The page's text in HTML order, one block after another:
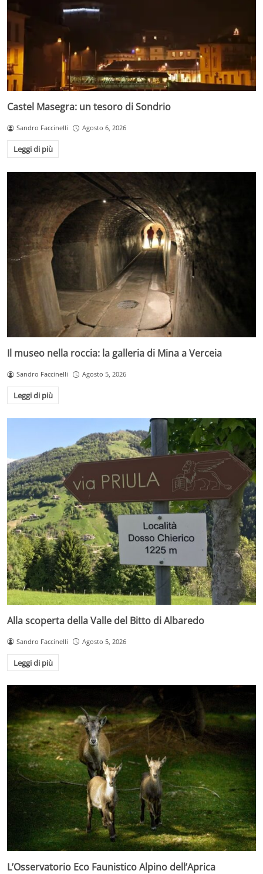
Castel Masegra: un tesoro di Sondrio
Sandro Faccinelli Agosto 6, 2026
Leggi di più
Il museo nella roccia: la galleria di Mina a Verceia
Sandro Faccinelli Agosto 5, 2026
Leggi di più
Alla scoperta della Valle del Bitto di Albaredo
Sandro Faccinelli Agosto 5, 2026
Leggi di più
L’Osservatorio Eco Faunistico Alpino dell’Aprica